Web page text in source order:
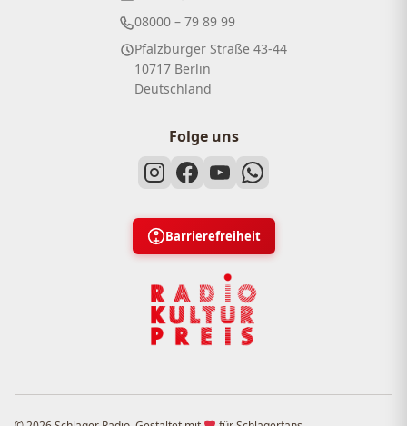
08000 – 79 89 99
Pfalzburger Straße 43-44
10717 Berlin
Deutschland
Folge uns
Barrierefreiheit